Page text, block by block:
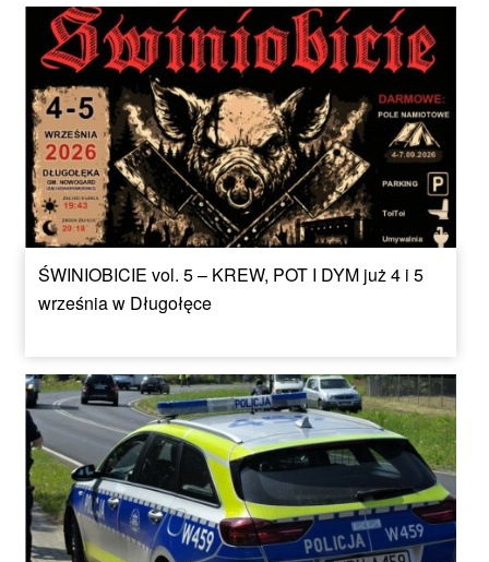
ŚWINIOBICIE vol. 5 – KREW, POT I DYM już 4 i 5
września w Długołęce